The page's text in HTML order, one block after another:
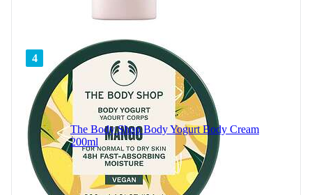
4
The Body Shop Body Yogurt Body Cream
200ml